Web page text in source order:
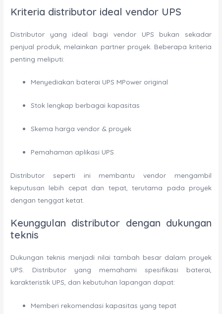
Kriteria distributor ideal vendor UPS
Distributor yang ideal bagi vendor UPS bukan sekadar
penjual produk, melainkan partner proyek. Beberapa kriteria
penting meliputi:
Menyediakan baterai UPS MPower original
Stok lengkap berbagai kapasitas
Skema harga vendor & proyek
Pemahaman aplikasi UPS
Distributor seperti ini membantu vendor mengambil
keputusan lebih cepat dan tepat, terutama pada proyek
dengan tenggat ketat.
Keunggulan distributor dengan dukungan
teknis
Dukungan teknis menjadi nilai tambah besar dalam proyek
UPS. Distributor yang memahami spesifikasi baterai,
karakteristik UPS, dan kebutuhan lapangan dapat:
Memberi rekomendasi kapasitas yang tepat